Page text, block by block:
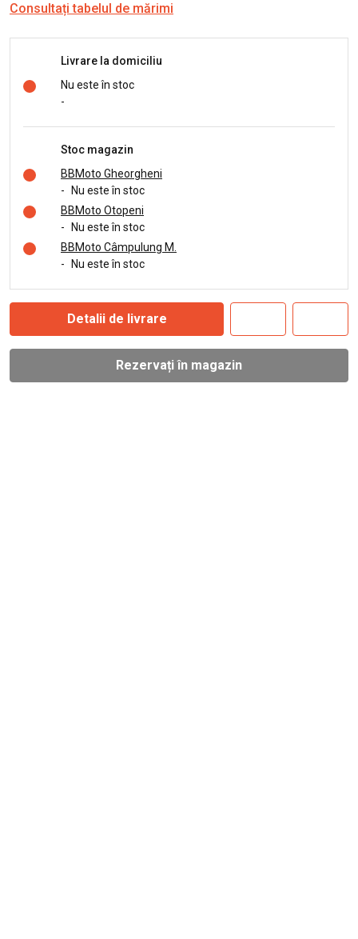
Consultați tabelul de mărimi
Livrare la domiciliu
Nu este în stoc
-
Stoc magazin
BBMoto Gheorgheni
-
Nu este în stoc
BBMoto Otopeni
-
Nu este în stoc
BBMoto Câmpulung M.
-
Nu este în stoc
Detalii de livrare
Rezervați în magazin